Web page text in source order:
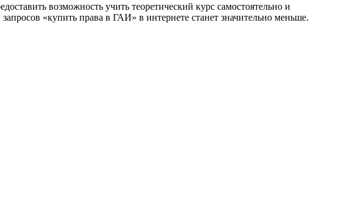
возможность учить теоретический курс самостоятельно и
«купить права в ГАИ» в интернете станет значительно меньше.